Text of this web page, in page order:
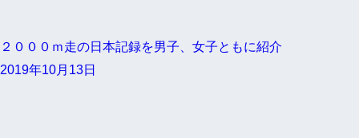
２０００ｍ走の日本記録を男子、女子ともに紹介
2019年10月13日